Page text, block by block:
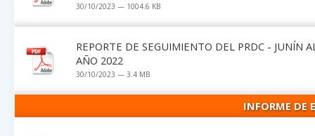
30/10/2023 — 1004.6 KB
REPORTE DE SEGUIMIENTO DEL PRDC - JUNÍN
AÑO 2022
30/10/2023 — 3.4 MB
INFORME DE